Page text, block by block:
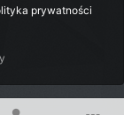
prywatności